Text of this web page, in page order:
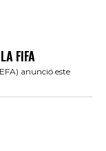
FIFA
anunció este